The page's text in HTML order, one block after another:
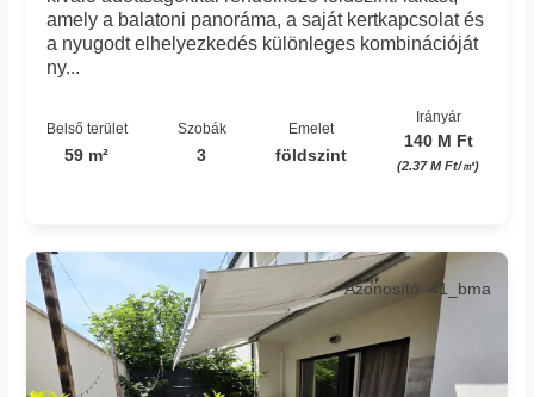
amely a balatoni panoráma, a saját kertkapcsolat és
a nyugodt elhelyezkedés különleges kombinációját
ny...
Belső terület
59 m²
Szobák
3
Emelet
földszint
Irányár
140 M Ft
(2.37 M Ft/㎡)
Azonosító: 41_bma